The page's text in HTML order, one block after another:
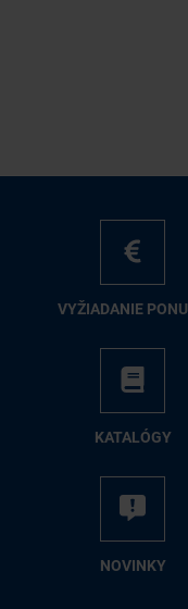
VY­ŽIA­DA­NIE
KA­TA­LÓ­GY
NO­VIN­KY